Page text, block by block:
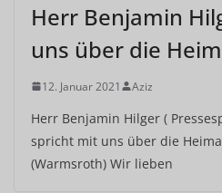
Herr Benjamin
uns über die
12. Januar 2021 Aziz
Herr Benjamin Hilger (
spricht mit uns über die
(Warmsroth) Wir lieben